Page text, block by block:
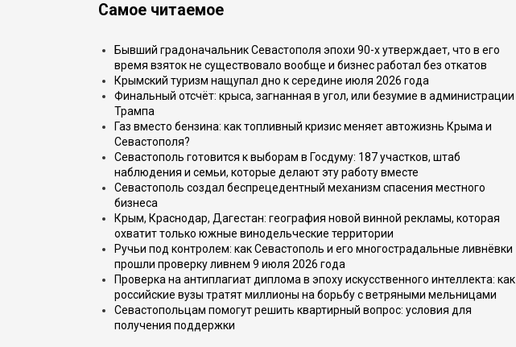
Самое читаемое
Бывший градоначальник Севастополя эпохи 90-х утверждает, что в его
время взяток не существовало вообще и бизнес работал без откатов
Крымский туризм нащупал дно к середине июля 2026 года
Финальный отсчёт: крыса, загнанная в угол, или безумие в администрации
Трампа
Газ вместо бензина: как топливный кризис меняет автожизнь Крыма и
Севастополя?
Севастополь готовится к выборам в Госдуму: 187 участков, штаб
наблюдения и семьи, которые делают эту работу вместе
Севастополь создал беспрецедентный механизм спасения местного
бизнеса
Крым, Краснодар, Дагестан: география новой винной рекламы, которая
охватит только южные винодельческие территории
Ручьи под контролем: как Севастополь и его многострадальные ливнёвки
прошли проверку ливнем 9 июля 2026 года
Проверка на антиплагиат диплома в эпоху искусственного интеллекта: как
российские вузы тратят миллионы на борьбу с ветряными мельницами
Севастопольцам помогут решить квартирный вопрос: условия для
получения поддержки